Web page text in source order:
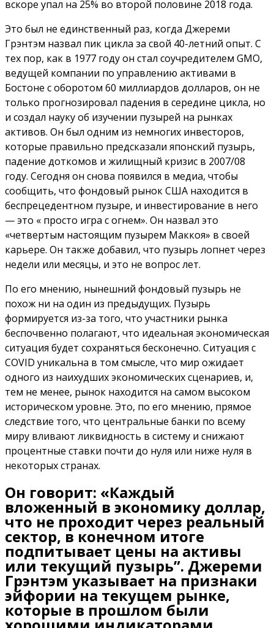
вскоре упал на 25% во второй половине 2018 года.
Это был не единственный раз, когда Джереми
Грэнтэм назвал пик цикла за свой 40-летний опыт. С
тех пор, как в 1977 году он стал соучредителем GMO,
ведущей компании по управлению активами в
Бостоне с оборотом 60 миллиардов долларов, он не
только прогнозировал падения в середине цикла, но
и создал науку об изучении пузырей на рынках
активов. Он был одним из немногих инвесторов,
которые правильно предсказали японский пузырь,
падение доткомов и жилищный кризис в 2007/08
году. Сегодня он снова появился в медиа, чтобы
сообщить, что фондовый рынок США находится в
беспрецедентном пузыре, и инвестирование в него
— это « просто игра с огнем». Он назвал это
«четвертым настоящим пузырем Маккоя» в своей
карьере. Он также добавил, что пузырь лопнет через
недели или месяцы, и это не вопрос лет.
По его мнению, нынешний фондовый пузырь не
похож ни на один из предыдущих. Пузырь
формируется из-за того, что участники рынка
беспочвенно полагают, что идеальная экономическая
ситуация будет сохраняться бесконечно. Ситуация с
COVID уникальна в том смысле, что мир ожидает
одного из наихудших экономических сценариев, и,
тем не менее, рынок находится на самом высоком
историческом уровне. Это, по его мнению, прямое
следствие того, что центральные банки по всему
миру вливают ликвидность в систему и снижают
процентные ставки почти до нуля или ниже нуля в
некоторых странах.
Он говорит: «Каждый
вложенный в экономику доллар,
что не проходит через реальный
сектор, в конечном итоге
подпитывает цены на активы
или текущий пузырь”. Джереми
Грэнтэм указывает на признаки
эйфории на текущем рынке,
которые в прошлом были